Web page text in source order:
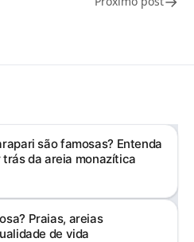
são famosas? Entenda
da areia monazítica
Praias, areias
de vida